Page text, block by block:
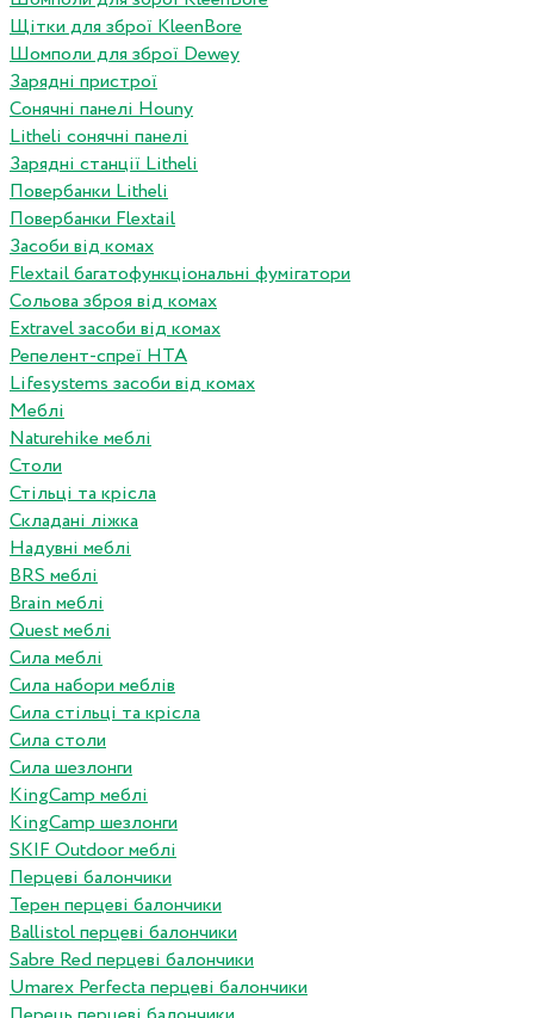
Щітки для зброї KleenBore
Шомполи для зброї Dewey
Зарядні пристрої
Сонячні панелі Houny
Litheli сонячні панелі
Зарядні станції Litheli
Повербанки Litheli
Повербанки Flextail
Засоби від комах
Flextail багатофункціональні фумігатори
Сольова зброя від комах
Extravel засоби від комах
Репелент-спреї HTA
Lifesystems засоби від комах
Меблі
Naturehike меблі
Столи
Стільці та крісла
Складані ліжка
Надувні меблі
BRS меблі
Brain меблі
Quest меблі
Сила меблі
Сила набори меблів
Сила стільці та крісла
Сила столи
Сила шезлонги
KingCamp меблі
KingCamp шезлонги
SKIF Outdoor меблі
Перцеві балончики
Терен перцеві балончики
Ballistol перцеві балончики
Sabre Red перцеві балончики
Umarex Perfecta перцеві балончики